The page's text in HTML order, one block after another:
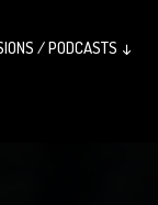
/ PODCASTS ↓